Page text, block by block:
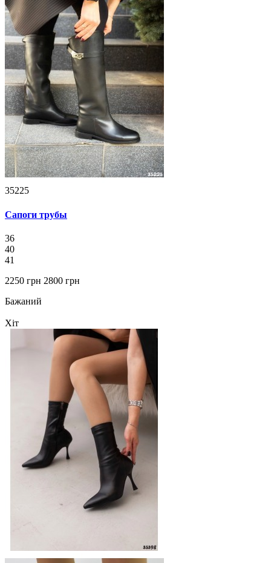
35225
Сапоги трубы
36
40
41
2250 грн 2800 грн
Бажаний
Хіт